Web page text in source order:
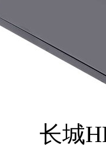
长城